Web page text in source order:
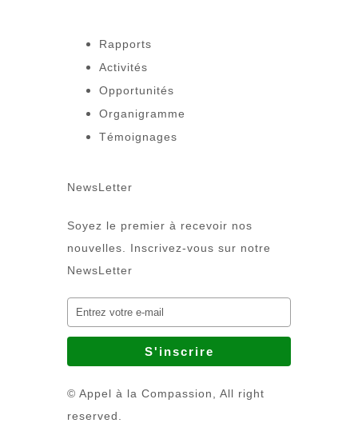
Rapports
Activités
Opportunités
Organigramme
Témoignages
NewsLetter
Soyez le premier à recevoir nos
nouvelles. Inscrivez-vous sur notre
NewsLetter
© Appel à la Compassion, All right
reserved.